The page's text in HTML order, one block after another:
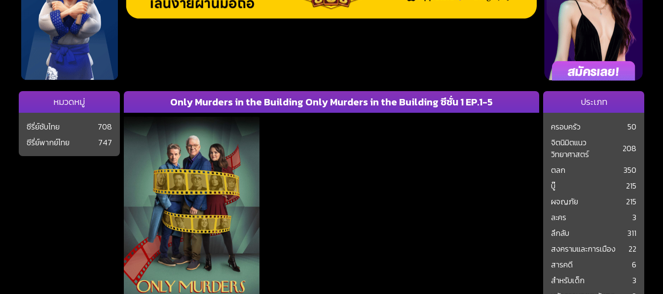
Only Murders in the Building Only Murders in the Building ซีซั่น 1 EP.1-5
หมวดหมู่
ซีรี่ย์ซับไทย
708
ซีรี่ย์พากย์ไทย
747
ประเภท
ครอบครัว
50
จิตนิมิตแนว
วิทยาศาสตร์
208
ตลก
350
บู๊
215
ผจญภัย
215
ละคร
3
ลึกลับ
311
สงครามและการเมือง
22
สารคดี
6
สำหรับเด็ก
3